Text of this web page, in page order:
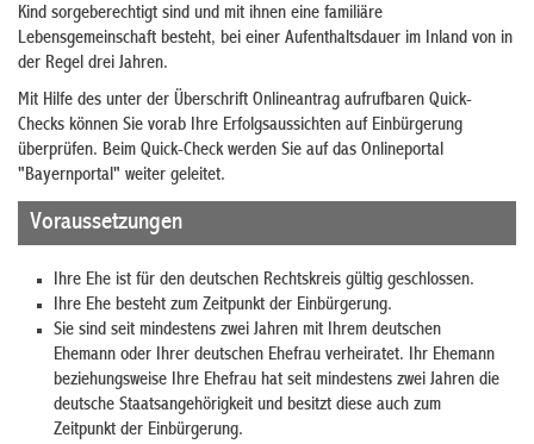
Kind sorgeberechtigt sind und mit ihnen eine familiäre
Lebensgemeinschaft besteht, bei einer Aufenthaltsdauer im Inland von in
der Regel drei Jahren.
Mit Hilfe des unter der Überschrift Onlineantrag aufrufbaren Quick-
Checks können Sie vorab Ihre Erfolgsaussichten auf Einbürgerung
überprüfen. Beim Quick-Check werden Sie auf das Onlineportal
"Bayernportal" weiter geleitet.
Voraussetzungen
Ihre Ehe ist für den deutschen Rechtskreis gültig geschlossen.
Ihre Ehe besteht zum Zeitpunkt der Einbürgerung.
Sie sind seit mindestens zwei Jahren mit Ihrem deutschen
Ehemann oder Ihrer deutschen Ehefrau verheiratet. Ihr Ehemann
beziehungsweise Ihre Ehefrau hat seit mindestens zwei Jahren die
deutsche Staatsangehörigkeit und besitzt diese auch zum
Zeitpunkt der Einbürgerung.